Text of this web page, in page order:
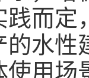
而定
水性
用场